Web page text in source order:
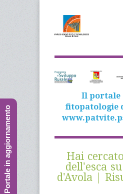
Il portale
fitopatologie
Hai
dell'esca
d'Avola |
Portale in aggiornamento